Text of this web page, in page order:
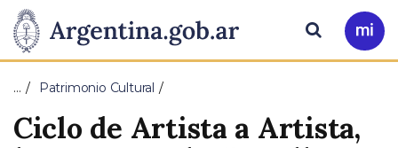
Presidencia
de
la
Pasar al contenido principal
Ir
a
Buscar
… Patrimonio Cultural
Ciclo de Artista a Artista,